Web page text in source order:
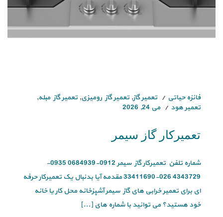
فائزه حیاتی تعمیر گاز, تعمیر گاز رومیزی, تعمیر گاز مبله,
تعمیر هود
می 24, 2026
تعمیرکار گاز سیمر
شماره تلفن تعمیرکار گاز سیمر 0912-0684939 0935-
4343729 026-33411690 مقدمه آیا بدنبال یک تعمیرکار حرفه
ای برای تعمیر خرابی های گاز سیمر آشپزخانه محل کار یا خانه
خود هستید؟ می توانید با شماره های [...]